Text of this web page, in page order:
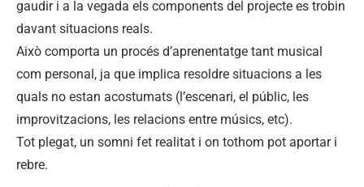
gaudir i a la vegada els components del projecte es trobin
davant situacions reals.
Això comporta un procés d’aprenentatge tant musical
com personal, ja que implica resoldre situacions a les
quals no estan acostumats (l’escenari, el públic, les
improvitzacions, les relacions entre músics, etc).
Tot plegat, un somni fet realitat i on tothom pot aportar i
rebre.